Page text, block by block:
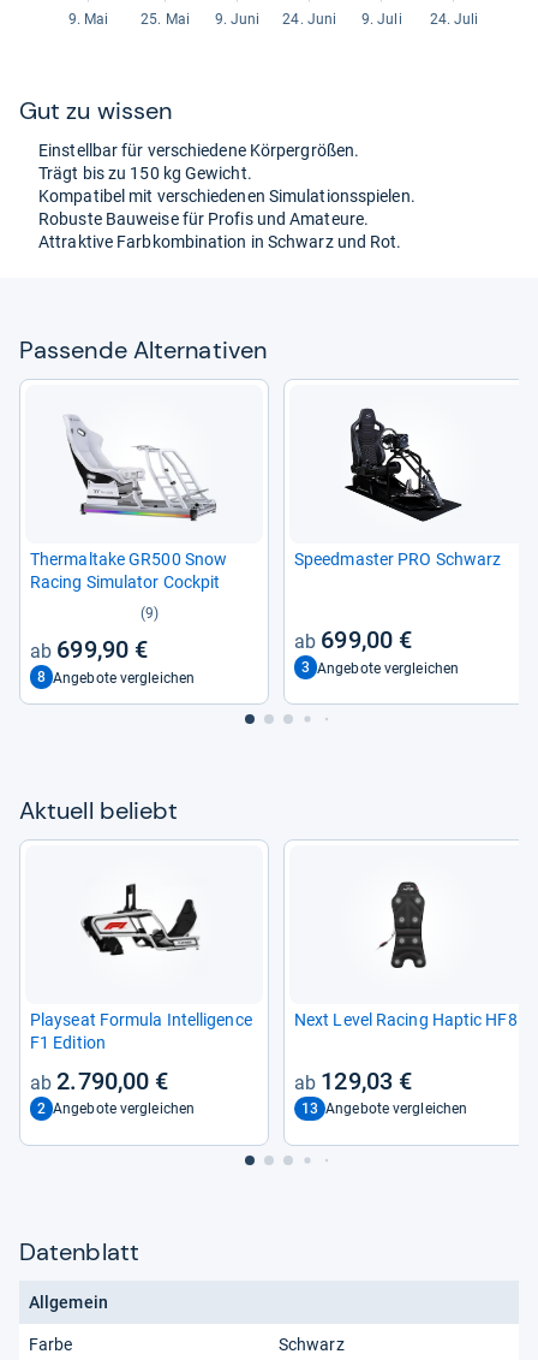
Gut zu wis­sen
Ein­stell­bar für ver­schie­dene Kör­per­grö­ßen.
Trägt bis zu 150 kg Gewicht.
Kom­pa­ti­bel mit ver­schie­de­nen Simu­la­ti­onss­pie­len.
Robuste Bau­weise für Pro­fis und Ama­teure.
Attrak­tive Farb­kom­bi­na­tion in Schwarz und Rot.
Pas­sende Alter­na­ti­ven
Ther­mal­take GR500 Snow
Racing Simu­la­tor Cock­pit
(9)
699,90 €
8 Angebote vergleichen
Speed­mas­ter PRO Schwarz
699,00 €
3 Angebote vergleichen
Aktu­ell beliebt
Play­seat For­mula Intel­li­gence
F1 Edi­tion
2.790,00 €
2 Angebote vergleichen
Next Level Racing Hap­tic HF8
129,03 €
13 Angebote vergleichen
Datenblatt
Allgemein
Farbe Schwarz